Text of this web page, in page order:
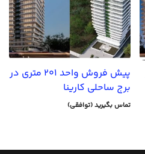
پیش فروش واحد 201 متری در
برج ساحلی کارینا
تماس بگیرید (توافقی)